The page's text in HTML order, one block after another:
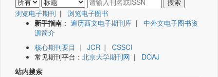
浏览电子期刊 | 浏览电子图书
新手指南 ： 遍历西文电子期刊库 | 中外文电子图书资
源简介
核心期刊要目 | JCR | CSSCI
常见期刊平台： 北京大学期刊网 | DOAJ
站内搜索